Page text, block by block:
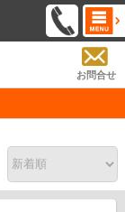
お問合せ